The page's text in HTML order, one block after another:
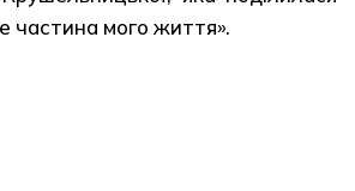
частина мого життя».